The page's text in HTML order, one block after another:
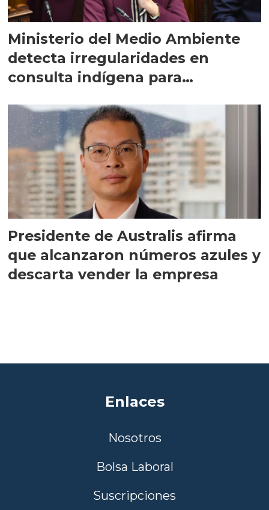
Ministerio del Medio Ambiente
detecta irregularidades en
consulta indígena para
Presidente de Australis afirma
que alcanzaron números azules y
descarta vender la empresa
Enlaces
Nosotros
Bolsa Laboral
Suscripciones